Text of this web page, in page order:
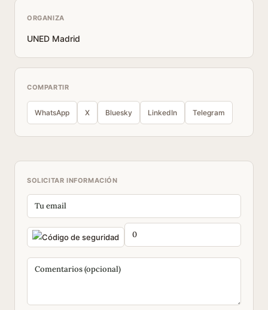
ORGANIZA
UNED Madrid
COMPARTIR
WhatsApp X Bluesky LinkedIn Telegram
SOLICITAR INFORMACIÓN